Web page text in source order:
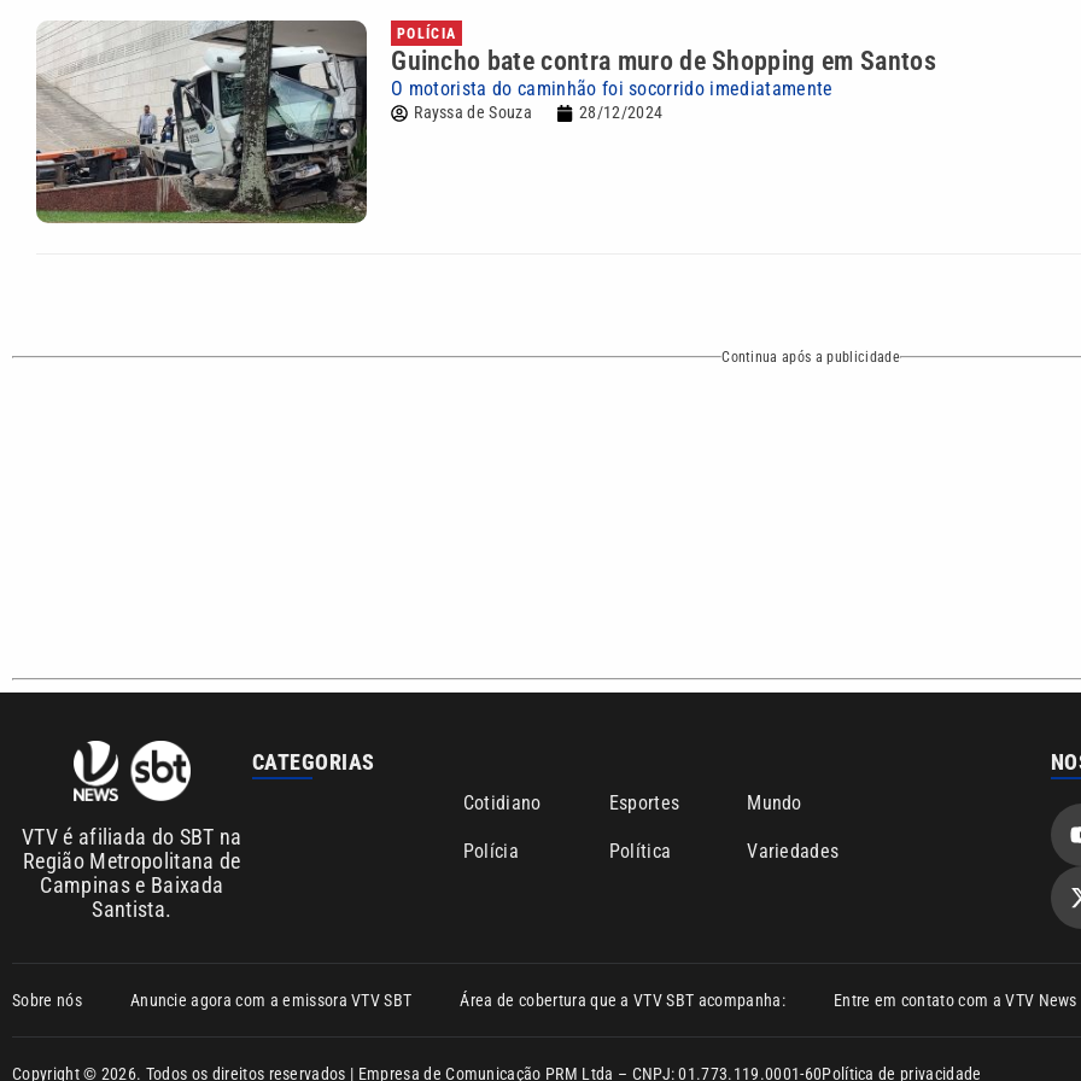
POLÍCIA
Guincho bate contra muro de Shopping em Santos
O motorista do caminhão foi socorrido imediatamente
Rayssa de Souza 28/12/2024
Continua após a publicidade
Sobre nós Anuncie agora com a emissora VTV SBT Área de cobertura que a VTV SBT acompanha: Entre em contato com a VTV News
Copyright © 2026. Todos os direitos reservados | Empresa de Comunicação PRM Ltda – CNPJ: 01.773.119.0001-60